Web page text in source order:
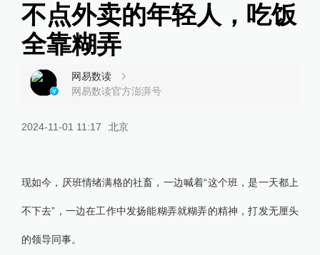
不点外卖的年轻人，吃饭
全靠糊弄
网易数读
网易数读官方澎湃号
2024-11-01 11:17 北京
现如今，厌班情绪满格的社畜，一边喊着“这个班，是一天都上
不下去”，一边在工作中发扬能糊弄就糊弄的精神，打发无厘头
的领导同事。